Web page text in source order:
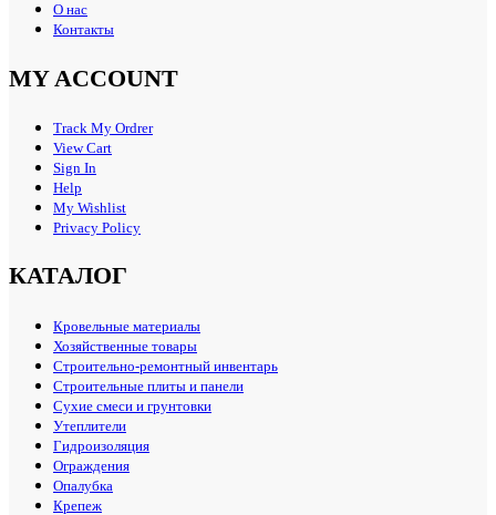
О нас
Контакты
MY ACCOUNT
Track My Ordrer
View Cart
Sign In
Help
My Wishlist
Privacy Policy
КАТАЛОГ
Кровельные материалы
Хозяйственные товары
Строительно-ремонтный инвентарь
Строительные плиты и панели
Сухие смеси и грунтовки
Утеплители
Гидроизоляция
Ограждения
Опалубка
Крепеж